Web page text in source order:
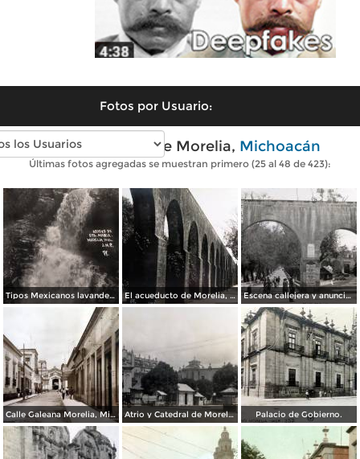
Fotos por Usuario:
Fotos antiguas de Morelia, Michoacán
Últimas fotos agregadas se muestran primero (25 al 48 de 423):
Tipos Mexicanos lavanderas en el arroyo de Santa Maria. El acueducto de Morelia, Michoacán. Escena callejera y anuncio del tabaco El Buen Tono Morelia, Michoacán.
Calle Galeana Morelia, Michoacán. ( Fechada en 1924 ). Atrio y Catedral de Morelia, Michoacán. ( Fechada en 1924 ). Palacio de Gobierno.